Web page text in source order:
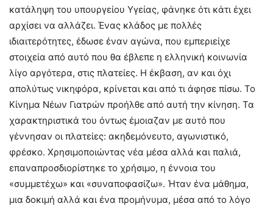
κατάληψη του υπουργείου Υγείας, φάνηκε ότι κάτι έχει
αρχίσει να αλλάζει. Ένας κλάδος με πολλές
ιδιαιτερότητες, έδωσε έναν αγώνα, που εμπεριείχε
στοιχεία από αυτό που θα έβλεπε η ελληνική κοινωνία
λίγο αργότερα, στις πλατείες. Η έκβαση, αν και όχι
απολύτως νικηφόρα, κρίνεται και από τι άφησε πίσω. Το
Κίνημα Νέων Γιατρών προήλθε από αυτή την κίνηση. Τα
χαρακτηριστικά του όντως έμοιαζαν με αυτό που
γέννησαν οι πλατείες: ακηδεμόνευτο, αγωνιστικό,
φρέσκο. Χρησιμοποιώντας νέα μέσα αλλά και παλιά,
επαναπροσδιορίστηκε το χρήσιμο, η έννοια του
«συμμετέχω» και «συναποφασίζω». Ήταν ένα μάθημα,
μια δοκιμή αλλά και ένα προμήνυμα, μέσα από το λόγο